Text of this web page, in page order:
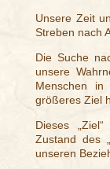
Unsere Zeit
Streben nach
Die Suche
unsere
Menschen
größeres Ziel
Dieses
Zustand des
unseren